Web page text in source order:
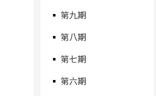
第九期
第八期
第七期
第六期